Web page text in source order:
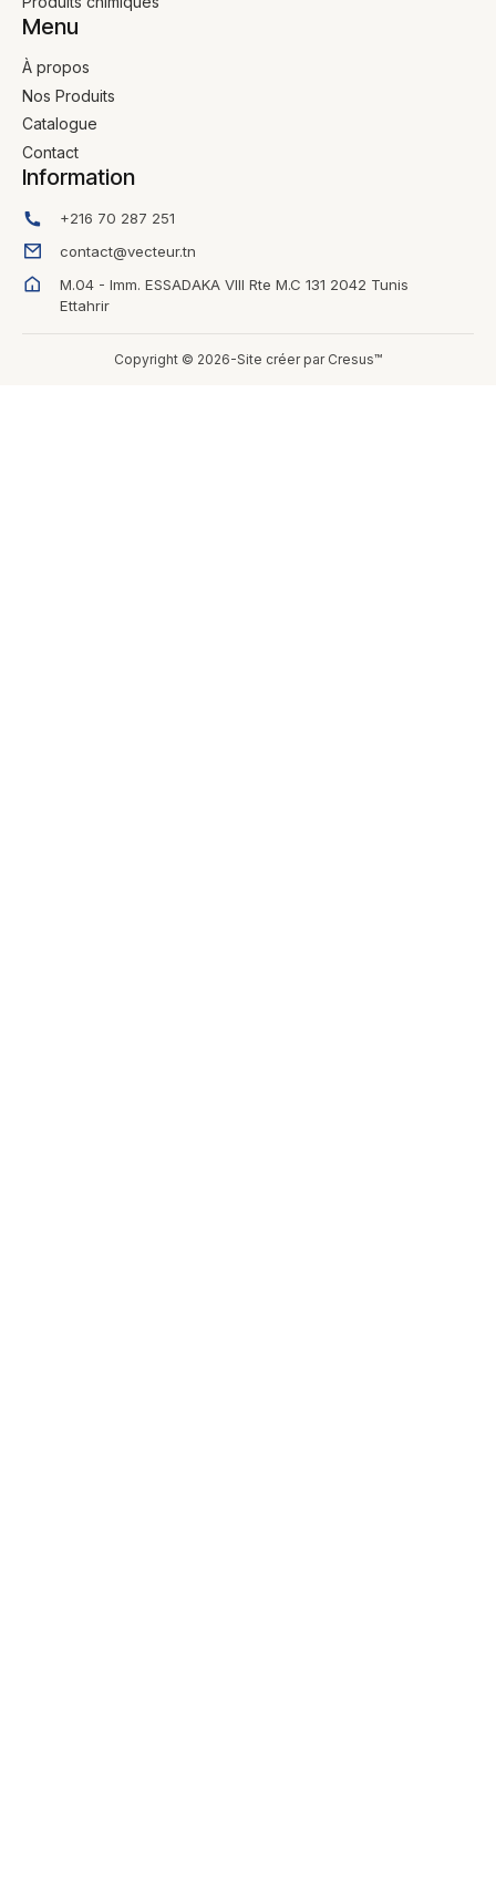
Menu
À propos
Nos Produits
Catalogue
Contact
Information
+216 70 287 251
contact@vecteur.tn
M.04 - Imm. ESSADAKA VIII Rte M.C 131 2042 Tunis
Ettahrir
Copyright © 2026-Site créer par Cresus™